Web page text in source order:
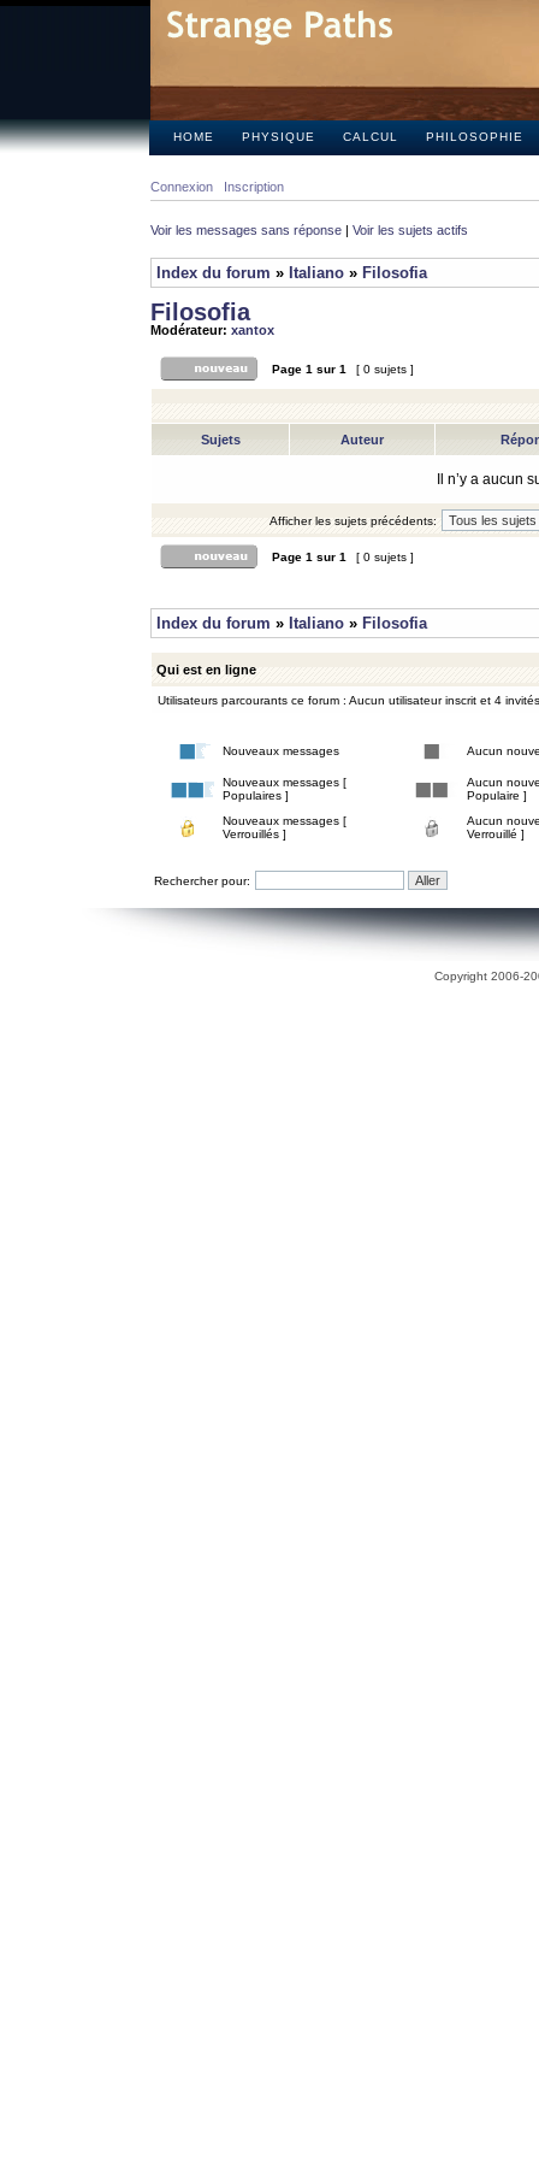
HOME PHYSIQUE CALCUL PHILOSOPHIE
Connexion Inscription
Voir les messages sans réponse | Voir les sujets actifs
Index du forum » Italiano » Filosofia
Filosofia
Modérateur: xantox
Page 1 sur 1 [ 0 sujets ]
Sujets Auteur
Il n’y a aucun
Afficher les sujets précédents:
Page 1 sur 1 [ 0 sujets ]
Index du forum » Italiano » Filosofia
Qui est en ligne
Utilisateurs parcourants ce forum : Aucun utilisateur inscrit et 4 invités
Nouveaux messages Aucun
Nouveaux messages [
Populaires ]
Aucun
Populaire ]
Nouveaux messages [
Verrouillés ]
Aucun
Verrouillé ]
Rechercher pour:
Copyright 2006-